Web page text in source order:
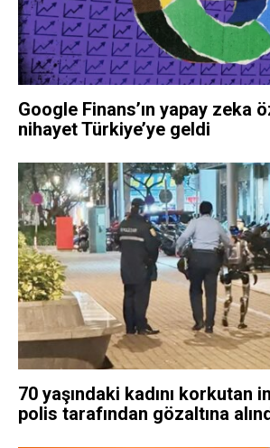
Google Finans’ın yapay zeka
nihayet Türkiye’ye geldi
70 yaşındaki kadını korkutan
polis tarafından gözaltına